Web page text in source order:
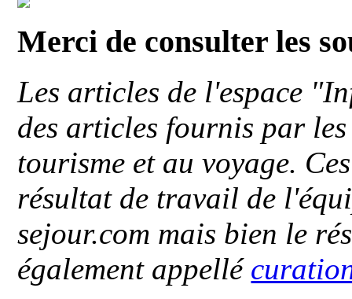
Merci de consulter les
Les articles de l'espace
des articles fournis par
tourisme et au voyage.
résultat de travail de
sejour.com mais bien le
également appellé